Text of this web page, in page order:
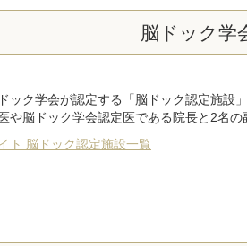
脳ドック学
ック学会が認定する「脳ドック認定施設」
や脳ドック学会認定医である院長と2名
ト 脳ドック認定施設一覧